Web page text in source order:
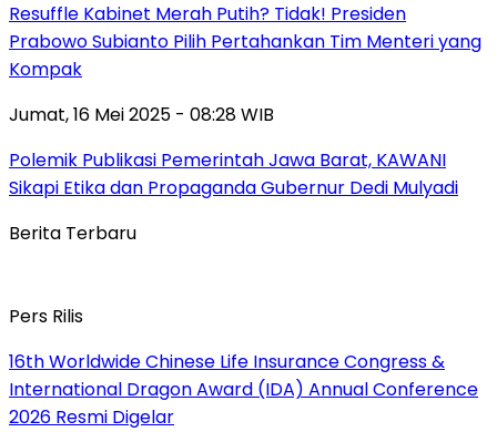
Resuffle Kabinet Merah Putih? Tidak! Presiden
Prabowo Subianto Pilih Pertahankan Tim Menteri yang
Kompak
Jumat, 16 Mei 2025 - 08:28 WIB
Polemik Publikasi Pemerintah Jawa Barat, KAWANI
Sikapi Etika dan Propaganda Gubernur Dedi Mulyadi
Berita Terbaru
Pers Rilis
16th Worldwide Chinese Life Insurance Congress &
International Dragon Award (IDA) Annual Conference
2026 Resmi Digelar